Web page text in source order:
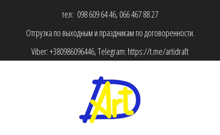
тел: 098 609 64 46, 066 467 88 27
Отгрузка по выходным и праздникам по договоренности.
Viber:+380986096446, Telegram: https://t.me/artidraft